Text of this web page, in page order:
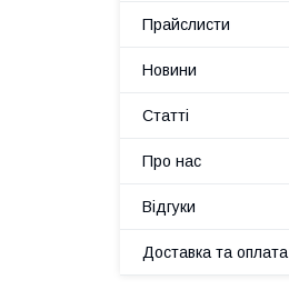
Прайслисти
Новини
Статті
Про нас
Відгуки
Доставка та оплата